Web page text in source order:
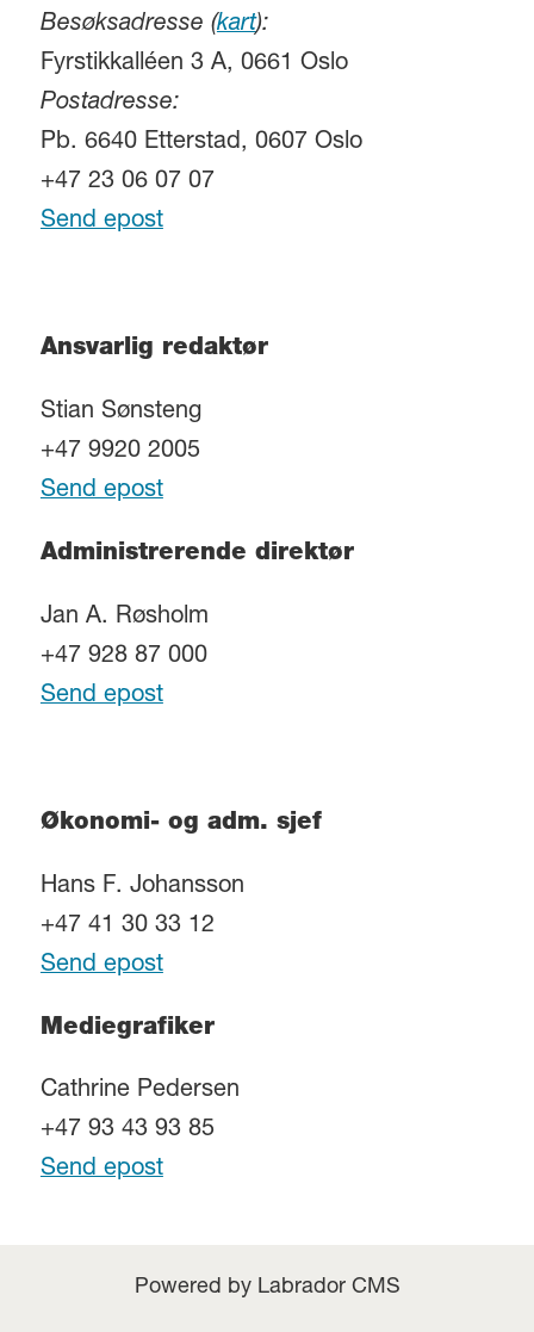
Besøksadresse (kart):
Fyrstikkalléen 3 A, 0661 Oslo
Postadresse:
Pb. 6640 Etterstad, 0607 Oslo
+47 23 06 07 07
Send epost
Ansvarlig redaktør
Stian Sønsteng
+47 9920 2005
Send epost
Administrerende direktør
Jan A. Røsholm
+47 928 87 000
Send epost
Økonomi- og adm. sjef
Hans F. Johansson
+47 41 30 33 12
Send epost
Mediegrafiker
Cathrine Pedersen
+47 93 43 93 85
Send epost
Powered by Labrador CMS